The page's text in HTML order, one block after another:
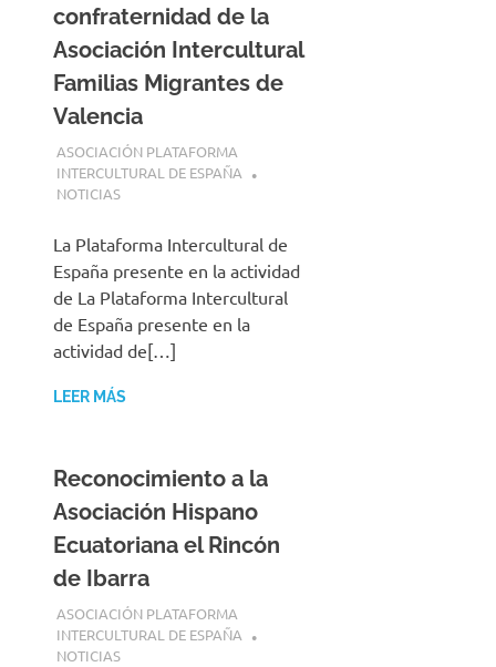
confraternidad de la
Asociación Intercultural
Familias Migrantes de
Valencia
20 JULIO, 2025
ASOCIACIÓN PLATAFORMA
INTERCULTURAL DE ESPAÑA
NOTICIAS
La Plataforma Intercultural de
España presente en la actividad
de La Plataforma Intercultural
de España presente en la
actividad de[…]
LEER MÁS
Reconocimiento a la
Asociación Hispano
Ecuatoriana el Rincón
de Ibarra
19 JULIO, 2025
ASOCIACIÓN PLATAFORMA
INTERCULTURAL DE ESPAÑA
NOTICIAS